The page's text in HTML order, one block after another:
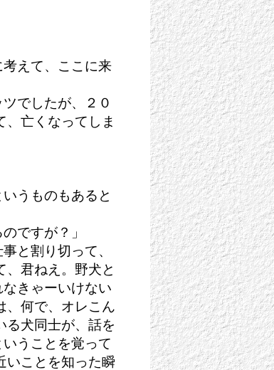
えて、ここに来
でしたが、２０
亡くなってしま
うものもあると
ですが？」
と割り切って、
君ねえ。野犬と
きゃーいけない
、何で、オレこん
る犬同士が、話を
うことを覚って
いことを知った瞬